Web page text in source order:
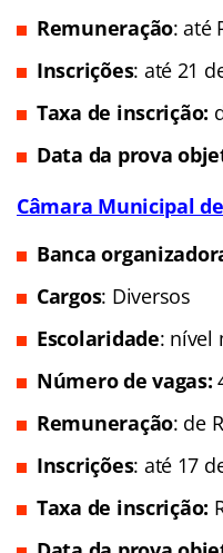
Remuneração: até
Inscrições: até 21
Taxa de inscrição:
Data da prova
Câmara Municipal de
Banca
Cargos: Diversos
Escolaridade: nível
Número de vagas:
Remuneração: de
Inscrições: até 17
Taxa de inscrição: